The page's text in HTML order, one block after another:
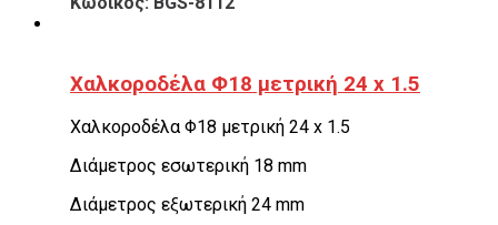
Χαλκοροδέλα Φ18 μετρική 24 x 1.5
Χαλκοροδέλα Φ18 μετρική 24 x 1.5
Διάμετρος εσωτερική 18 mm
Διάμετρος εξωτερική 24 mm